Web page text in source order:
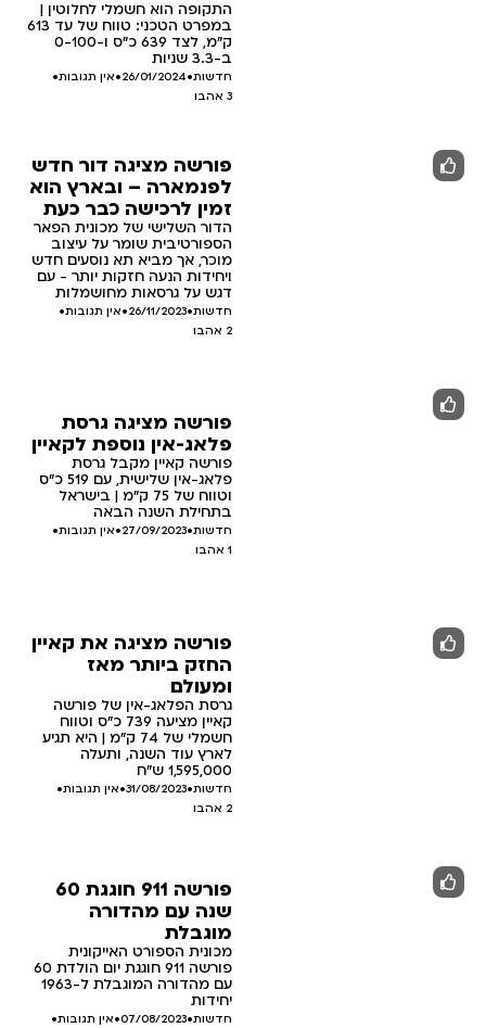
התקופה הוא חשמלי לחלוטין |
במפרט הטכני: טווח של עד 613
ק"מ, לצד 639 כ"ס ו-0-100
ב-3.3 שניות
חדשות•
26/01/2024
•אין תגובות•
3 אהבו
פורשה מציגה דור חדש
לפנמארה – ובארץ הוא
זמין לרכישה כבר כעת
הדור השלישי של מכונית הפאר
הספורטיבית שומר על עיצוב
מוכר, אך מביא תא נוסעים חדש
ויחידות הנעה חזקות יותר - עם
דגש על גרסאות מחושמלות
חדשות•
26/11/2023
•אין תגובות•
2 אהבו
פורשה מציגה גרסת
פלאג-אין נוספת לקאיין
פורשה קאיין מקבל גרסת
פלאג-אין שלישית, עם 519 כ"ס
וטווח של 75 ק"מ | בישראל
בתחילת השנה הבאה
חדשות•
27/09/2023
•אין תגובות•
1 אהבו
פורשה מציגה את קאיין
החזק ביותר מאז
ומעולם
גרסת הפלאג-אין של פורשה
קאיין מציעה 739 כ"ס וטווח
חשמלי של 74 ק"מ | היא תגיע
לארץ עוד השנה, ותעלה
1,595,000 ש"ח
חדשות•
31/08/2023
•אין תגובות•
2 אהבו
פורשה 911 חוגגת 60
שנה עם מהדורה
מוגבלת
מכונית הספורט האייקונית
פורשה 911 חוגגת יום הולדת 60
עם מהדורה המוגבלת ל-1963
יחידות
חדשות•
07/08/2023
•אין תגובות•